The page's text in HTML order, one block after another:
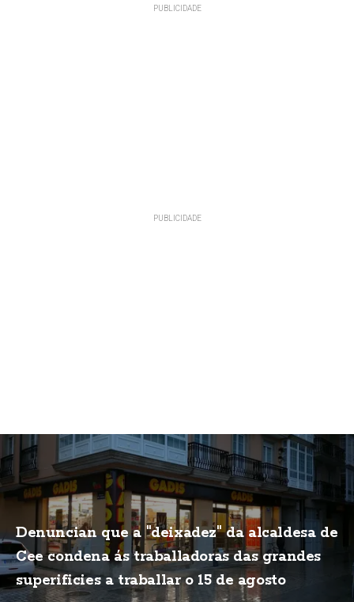
Denuncian que a "deixadez" da alcaldesa de
Cee condena ás traballadoras das grandes
superificies a traballar o 15 de agosto